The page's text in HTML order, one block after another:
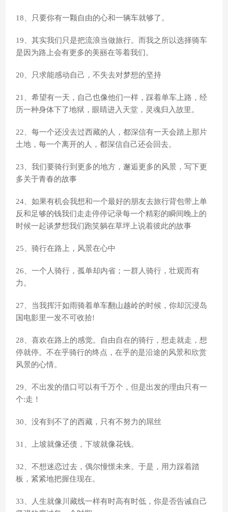
18、只要你有一颗自由的心和一辆车就够了。
19、其实我们只是把流浪当做旅行。而我之所以选择骑车
是因为路上会有更多的美丽在等着我们。
20、只求能感动自己，不失去对梦想的坚持
21、希望有一天，自己也像他们一样，踩着单车上路，经
历一种身体下了地狱，眼睛进入天堂，灵魂归入故里。
22、每一个还没去过西藏的人，都深信有一天会踏上那片
土地，每一个离开的人，都深信自己还会回去。
23、我们要骑行到更多的地方，邂逅更多的风景，写下更
多关于青春的故事
24、如果有机会我想和一个最好的朋友去旅行背包带上单
反和足够的钱我们走走停停记录每一个精彩的瞬间晚上的
时候一起谈梦想我们跑笑躺在草坪上说着彼此的故事
25、骑行在路上，风景在心中
26、一个人骑行，孤单却内省；一群人骑行，壮观而有
力。
27、当我挥汗如雨骑着单车翻山越岭的时候，你却沉浸岛
国电影里一发不可收拾!
28、喜欢在路上的感觉。自由自在的骑行，想走就走，想
停就停。不在乎骑行的终点，在乎的是沿途的风景和欣赏
风景的心情。
29、不出发的借口可以有千万个，但是出发的理由只有一
个:走！
30、没有到不了的西藏，只有不努力的屌丝
31、上坡就像还债，下坡就像花钱。
32、不想迷恋过去，偶尔憧憬未来。于是，用力踩着踏
板，紧紧地把握住现在。
33、人生就像川藏线一样有时高有时低，你是否告诫自己